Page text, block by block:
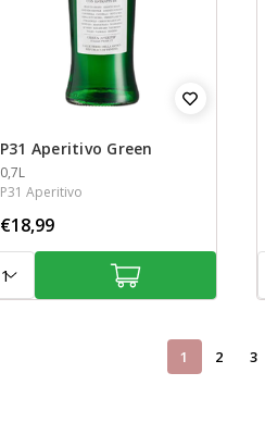
P31 Aperitivo Green
Inhoud
0,7L
P31 Aperitivo
€18,99
1 2 3